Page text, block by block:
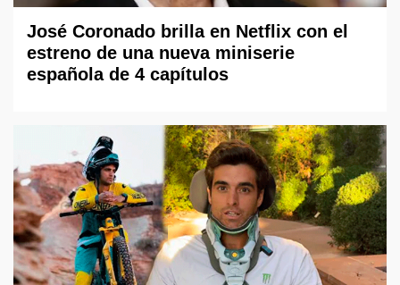
José Coronado brilla en Netflix con el
estreno de una nueva miniserie
española de 4 capítulos